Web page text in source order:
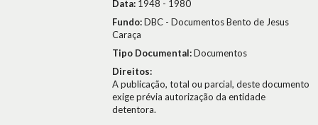
Data: 1948 - 1980
Fundo:DBC - Documentos Bento de Jesus
Caraça
Tipo Documental:Documentos
Direitos:
A publicação, total ou parcial, deste documento
exige prévia autorização da entidade
detentora.